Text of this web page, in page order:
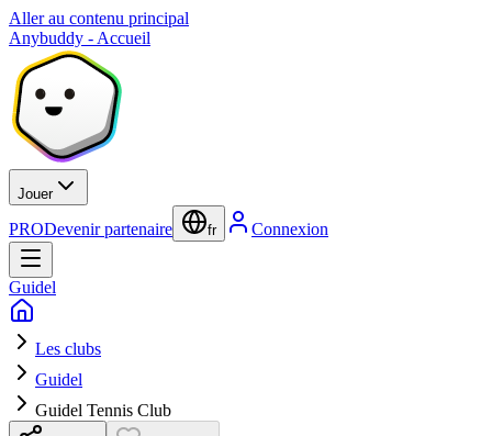
Aller au contenu principal
Anybuddy - Accueil
Jouer
PRODevenir partenaire fr Connexion
Guidel
Les clubs
Guidel
Guidel Tennis Club